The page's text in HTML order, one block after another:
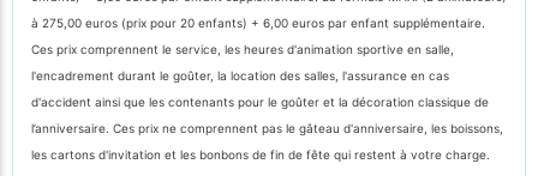
à 275,00 euros (prix pour 20 enfants) + 6,00 euros par enfant supplémentaire.
Ces prix comprennent le service, les heures d'animation sportive en salle,
l'encadrement durant le goûter, la location des salles, l'assurance en cas
d'accident ainsi que les contenants pour le goûter et la décoration classique de
l’anniversaire. Ces prix ne comprennent pas le gâteau d'anniversaire, les boissons,
les cartons d'invitation et les bonbons de fin de fête qui restent à votre charge.